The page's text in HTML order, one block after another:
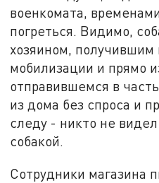
военкомата,
погреться. Видимо,
хозяином, получившим
мобилизации и прямо
отправившемся в
из дома без спроса и
следу - никто не
собакой.
Сотрудники магазина